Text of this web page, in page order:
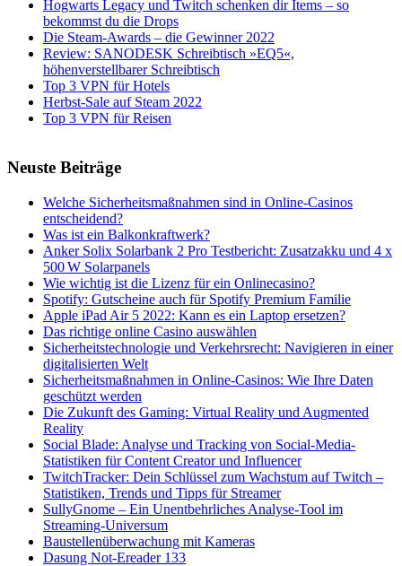
Hogwarts Legacy und Twitch schenken dir Items – so
bekommst du die Drops
Die Steam-Awards – die Gewinner 2022
Review: SANODESK Schreibtisch »EQ5«,
höhenverstellbarer Schreibtisch
Top 3 VPN für Hotels
Herbst-Sale auf Steam 2022
Top 3 VPN für Reisen
Neuste Beiträge
Welche Sicherheitsmaßnahmen sind in Online-Casinos
entscheidend?
Was ist ein Balkonkraftwerk?
Anker Solix Solarbank 2 Pro Testbericht: Zusatzakku und 4 x
500 W Solarpanels
Wie wichtig ist die Lizenz für ein Onlinecasino?
Spotify: Gutscheine auch für Spotify Premium Familie
Apple iPad Air 5 2022: Kann es ein Laptop ersetzen?
Das richtige online Casino auswählen
Sicherheitstechnologie und Verkehrsrecht: Navigieren in einer
digitalisierten Welt
Sicherheitsmaßnahmen in Online-Casinos: Wie Ihre Daten
geschützt werden
Die Zukunft des Gaming: Virtual Reality und Augmented
Reality
Social Blade: Analyse und Tracking von Social-Media-
Statistiken für Content Creator und Influencer
TwitchTracker: Dein Schlüssel zum Wachstum auf Twitch –
Statistiken, Trends und Tipps für Streamer
SullyGnome – Ein Unentbehrliches Analyse-Tool im
Streaming-Universum
Baustellenüberwachung mit Kameras
Dasung Not-Ereader 133